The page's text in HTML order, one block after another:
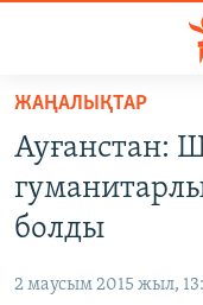
Skip
main
content
Skip
main
САЯСАТ
AZATTYQTV
АДАМ ҚҰҚЫҚТАРЫ
ЖАҢАЛЫҚТАР
Ауғанстан:
болды
2 маусым 2015 жыл,